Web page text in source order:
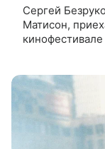
Сергей
Матисон,